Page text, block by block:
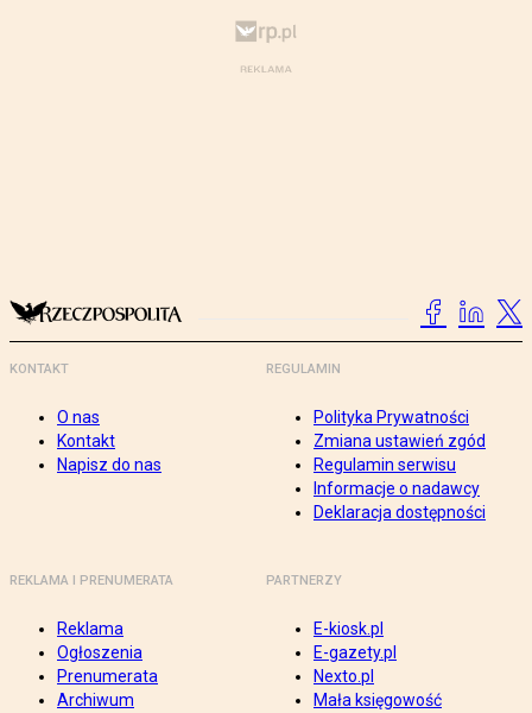
KONTAKT
O nas
Kontakt
Napisz do nas
REGULAMIN
Polityka Prywatności
Zmiana ustawień zgód
Regulamin serwisu
Informacje o nadawcy
Deklaracja dostępności
REKLAMA I PRENUMERATA
Reklama
Ogłoszenia
Prenumerata
Archiwum
PARTNERZY
E-kiosk.pl
E-gazety.pl
Nexto.pl
Mała księgowość